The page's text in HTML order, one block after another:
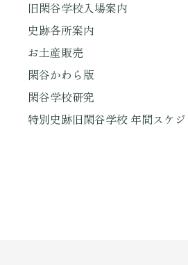
旧閑谷学校入場案内
史跡各所案内
お土産販売
閑谷かわら版
閑谷学校研究
特別史跡旧閑谷学校 年間スケ